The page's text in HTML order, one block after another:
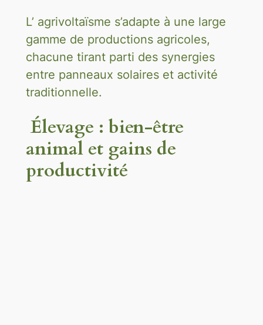
L’ agrivoltaïsme s’adapte à une large
gamme de productions agricoles,
chacune tirant parti des synergies
entre panneaux solaires et activité
traditionnelle.
Élevage : bien-être
animal et gains de
productivité